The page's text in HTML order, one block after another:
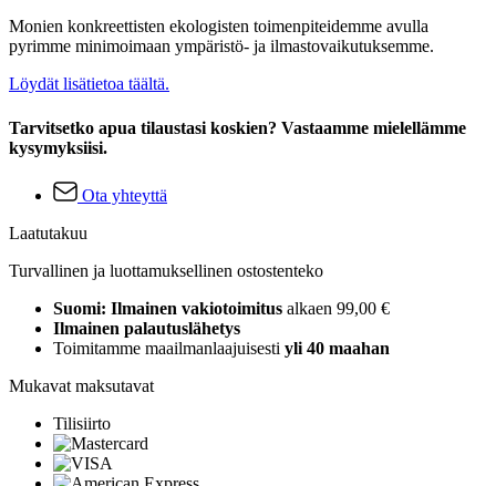
Monien konkreettisten ekologisten toimenpiteidemme avulla
pyrimme minimoimaan ympäristö- ja ilmastovaikutuksemme.
Löydät lisätietoa täältä.
Tarvitsetko apua tilaustasi koskien? Vastaamme mielellämme
kysymyksiisi.
Ota yhteyttä
Laatutakuu
Turvallinen ja luottamuksellinen ostostenteko
Suomi: Ilmainen vakiotoimitus alkaen 99,00 €
Ilmainen palautuslähetys
Toimitamme maailmanlaajuisesti yli 40 maahan
Mukavat maksutavat
Tilisiirto